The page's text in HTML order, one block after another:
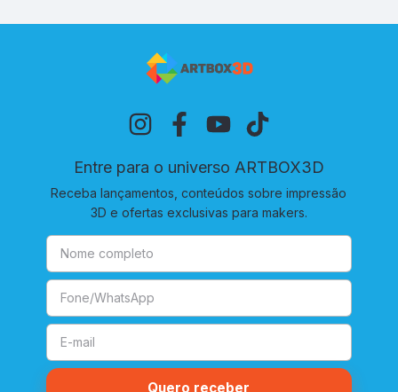
Entre para o universo ARTBOX3D
Receba lançamentos, conteúdos sobre impressão
3D e ofertas exclusivas para makers.